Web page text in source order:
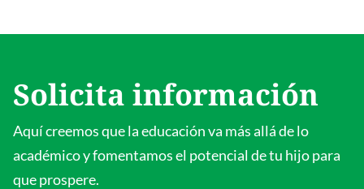
Solicita información
Aquí creemos que la educación va más allá de lo
académico y fomentamos el potencial de tu hijo para
que prospere.